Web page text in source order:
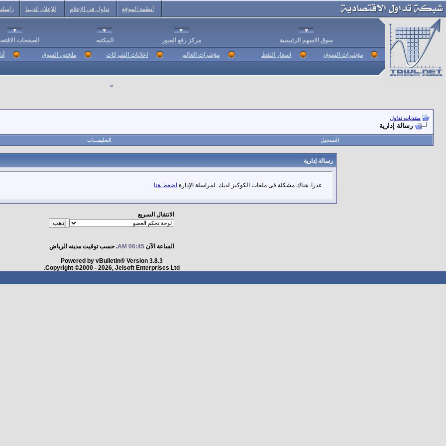
أنظمة الموقع تداول في الإعلام للإعلان لديـنا
سوق الاسهم الرئيسية مركز رفع الصور المكتبه الصفحات
مؤشرات السوق اسعار النفط مؤشرات العالم اعلانات الشركات ملخص السوق
منتديات تداول
رسالة إدارية
التسجيل التعليمـــات
رسالة إدارية
عذرا. هناك مشكلة فى ملفات الكوكيز لديك. لمراسلة الإدارة اضغط هنا
الانتقال السريع
الساعة الآن06:45 AM . حسب توقيت مدينه الرياض
Powered by vBulletin® Version 3.8.3
Copyright ©2000 - 2026, Jelsoft Enterprises Ltd.